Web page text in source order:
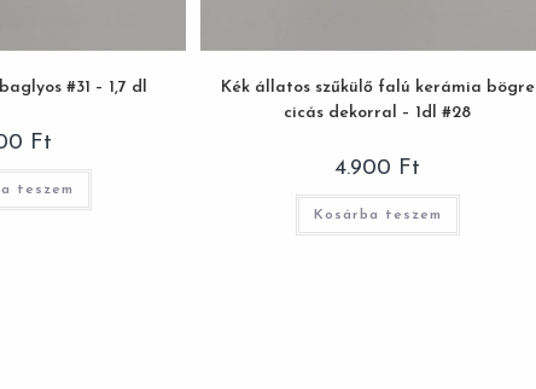
#31 – 1,7 dl
Ft
teszem
Kék állatos szűkülő falú kerámia bögre
cicás dekorral – 1dl #28
4.900 Ft
Kosárba teszem